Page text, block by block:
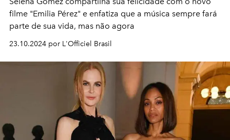
filme "Emilia Pérez" e enfatiza que a música sempre fará
parte de sua vida, mas não agora
23.10.2024 por L'Officiel Brasil